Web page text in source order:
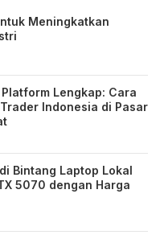
Meningkatkan
Lengkap: Cara
Indonesia di Pasar
Bintang Laptop Lokal
5070 dengan Harga